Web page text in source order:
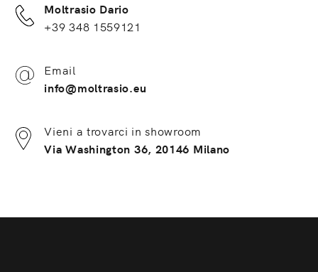
Moltrasio Dario
+39 348 1559121
Email
info@moltrasio.eu
Vieni a trovarci in showroom
Via Washington 36, 20146 Milano